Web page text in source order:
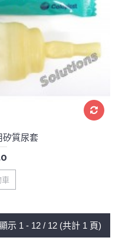
質尿套
示 1 - 12 / 12 (共計 1 頁)